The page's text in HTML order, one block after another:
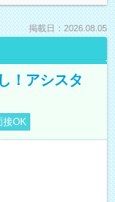
掲載日：2026.08.05
！アシスタ
接OK